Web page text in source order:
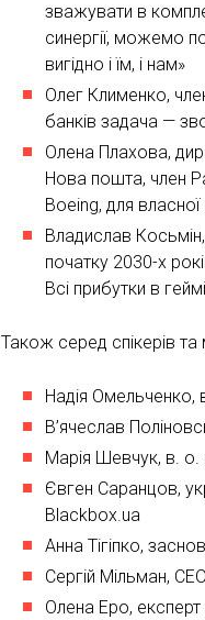
зважувати в
синергії, можемо
вигідно і їм, і нам»
Олег Клименко,
банків задача —
Олена Плахова,
Нова пошта, член
Boeing, для власної
Владислав
початку 2030-х
Всі прибутки в
Також серед спікерів
Надія Омельченко,
В’ячеслав
Марія Шевчук, в. о.
Євген Саранцов,
Blackbox.ua
Анна Тігіпко,
Сергій Мільман,
Олена Еро, експерт